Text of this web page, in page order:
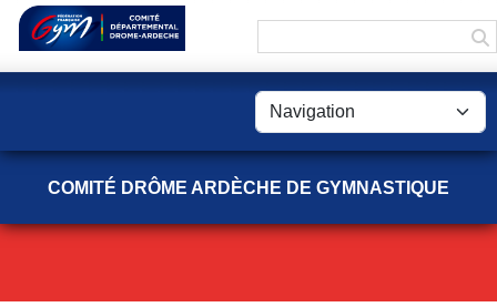
COMITÉ DRÔME ARDÈCHE DE GYMNASTIQUE
Panneau de gestion des cookies